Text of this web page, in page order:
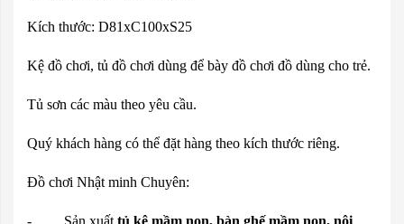
Kích thước: D81xC100xS25
Kệ đồ chơi, tủ đồ chơi dùng để bày đồ chơi đồ dùng cho trẻ.
Tủ sơn các màu theo yêu cầu.
Quý khách hàng có thể đặt hàng theo kích thước riêng.
Đồ chơi Nhật minh Chuyên:
- Sản xuất tủ kệ mầm non, bàn ghế mầm non, nội